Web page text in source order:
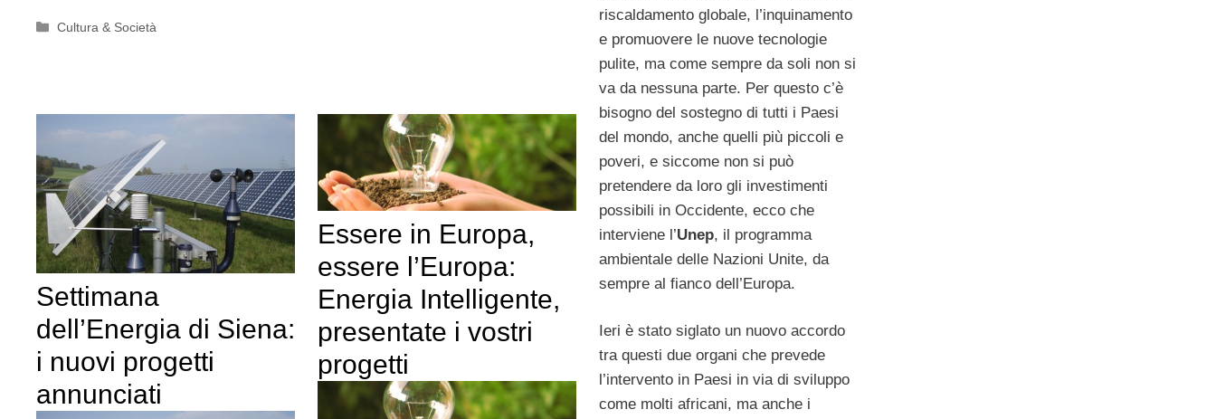
Categorie
Cultura & Società
riscaldamento globale, l’inquinamento
e promuovere le nuove tecnologie
pulite, ma come sempre da soli non si
va da nessuna parte. Per questo c’è
bisogno del sostegno di tutti i Paesi
del mondo, anche quelli più piccoli e
poveri, e siccome non si può
pretendere da loro gli investimenti
possibili in Occidente, ecco che
interviene l’Unep, il programma
ambientale delle Nazioni Unite, da
sempre al fianco dell’Europa.
Ieri è stato siglato un nuovo accordo
tra questi due organi che prevede
l’intervento in Paesi in via di sviluppo
come molti africani, ma anche i
Settimana
dell’Energia di Siena:
i nuovi progetti
annunciati
Essere in Europa,
essere l’Europa:
Energia Intelligente,
presentate i vostri
progetti